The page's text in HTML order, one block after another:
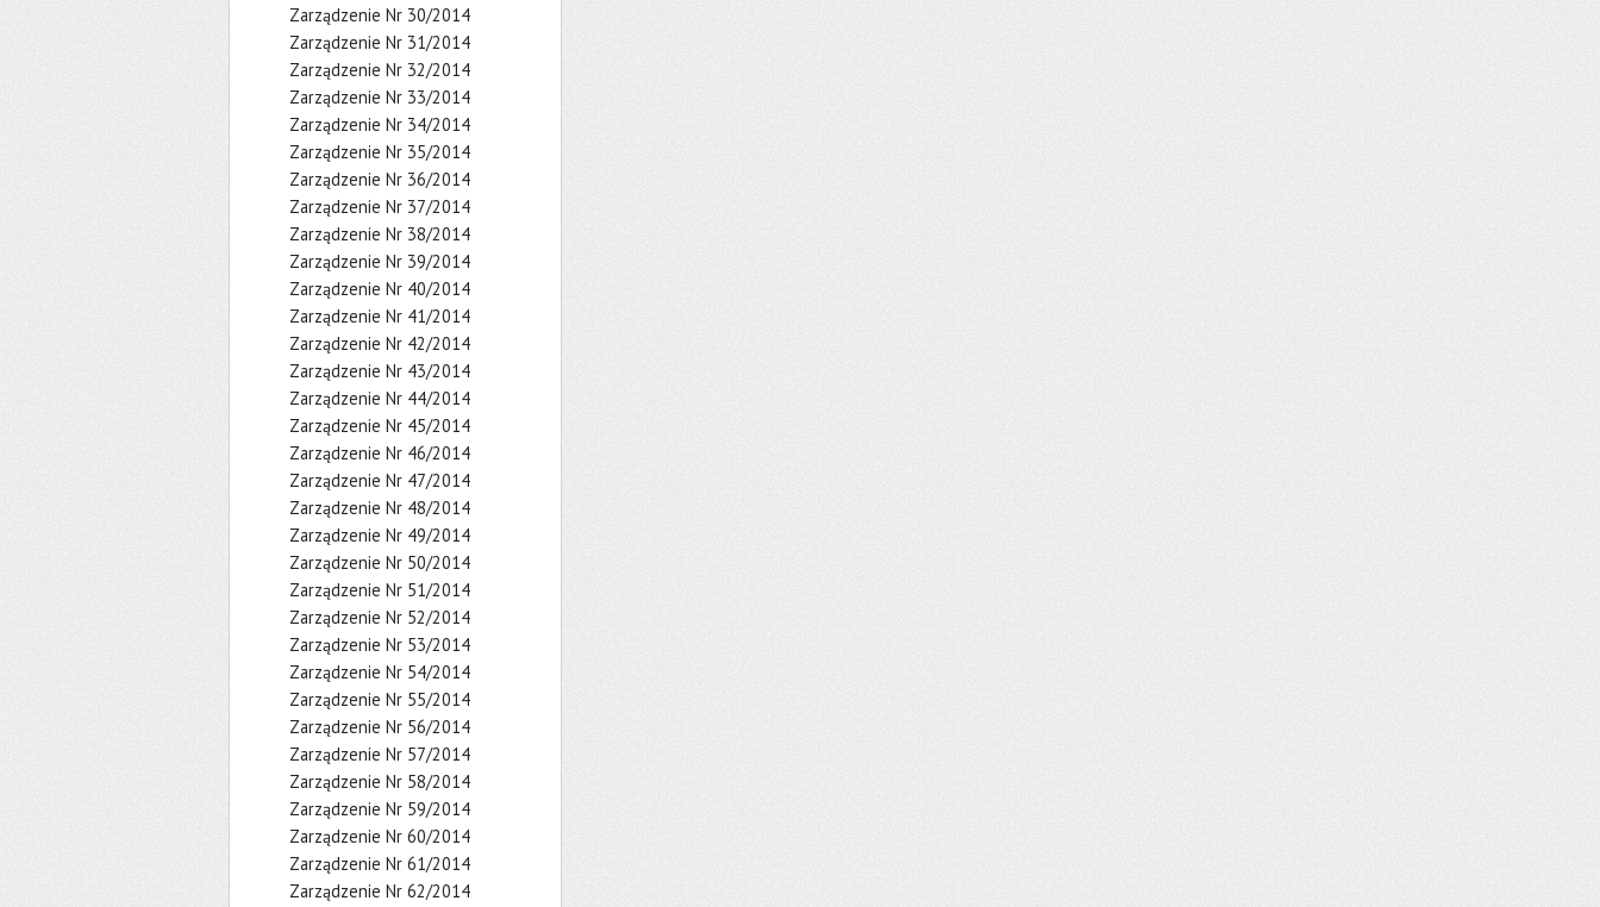
Zarządzenie Nr 30/2014
Zarządzenie Nr 31/2014
Zarządzenie Nr 32/2014
Zarządzenie Nr 33/2014
Zarządzenie Nr 34/2014
Zarządzenie Nr 35/2014
Zarządzenie Nr 36/2014
Zarządzenie Nr 37/2014
Zarządzenie Nr 38/2014
Zarządzenie Nr 39/2014
Zarządzenie Nr 40/2014
Zarządzenie Nr 41/2014
Zarządzenie Nr 42/2014
Zarządzenie Nr 43/2014
Zarządzenie Nr 44/2014
Zarządzenie Nr 45/2014
Zarządzenie Nr 46/2014
Zarządzenie Nr 47/2014
Zarządzenie Nr 48/2014
Zarządzenie Nr 49/2014
Zarządzenie Nr 50/2014
Zarządzenie Nr 51/2014
Zarządzenie Nr 52/2014
Zarządzenie Nr 53/2014
Zarządzenie Nr 54/2014
Zarządzenie Nr 55/2014
Zarządzenie Nr 56/2014
Zarządzenie Nr 57/2014
Zarządzenie Nr 58/2014
Zarządzenie Nr 59/2014
Zarządzenie Nr 60/2014
Zarządzenie Nr 61/2014
Zarządzenie Nr 62/2014